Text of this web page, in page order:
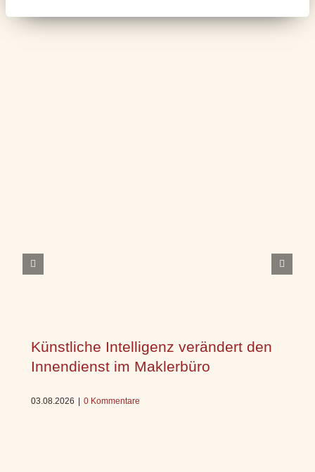
Künstliche Intelligenz verändert den
Innendienst im Maklerbüro
03.08.2026 0 Kommentare